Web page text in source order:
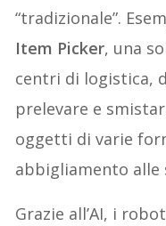
“tradizionale”.
Item Picker, una
centri di logistica,
prelevare e
oggetti di varie
abbigliamento alle
Grazie all’AI, i